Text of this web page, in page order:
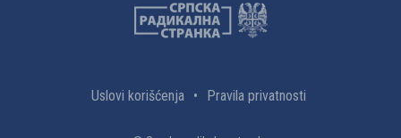
Uslovi korišćenja • Pravila privatnosti